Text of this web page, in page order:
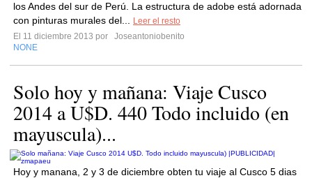
los Andes del sur de Perú. La estructura de adobe está adornada
con pinturas murales del...
Leer el resto
El 11 diciembre 2013 por
Joseantoniobenito
NONE
Solo hoy y mañana: Viaje Cusco
2014 a U$D. 440 Todo incluido (en
mayuscula)...
Hoy y manana, 2 y 3 de diciembre obten tu viaje al Cusco 5 dias